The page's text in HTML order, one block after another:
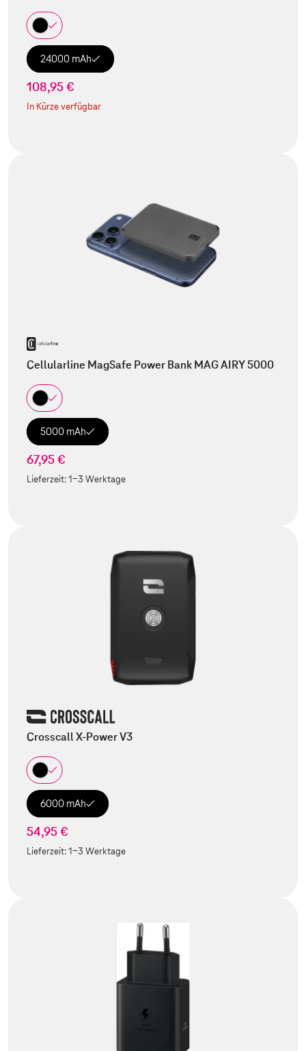
24000 mAh
108,95 €
In Kürze verfügbar
Cellularline MagSafe Power Bank MAG AIRY 5000
5000 mAh
67,95 €
Lieferzeit:1-3 Werktage
Crosscall X-Power V3
6000 mAh
54,95 €
Lieferzeit:1-3 Werktage